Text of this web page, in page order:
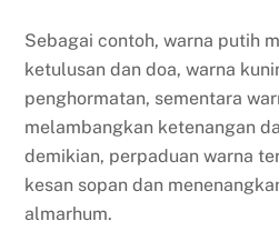
Sebagai contoh, warna putih
ketulusan dan doa, warna
penghormatan, sementara
melambangkan ketenangan
demikian, perpaduan warna
kesan sopan dan
almarhum.